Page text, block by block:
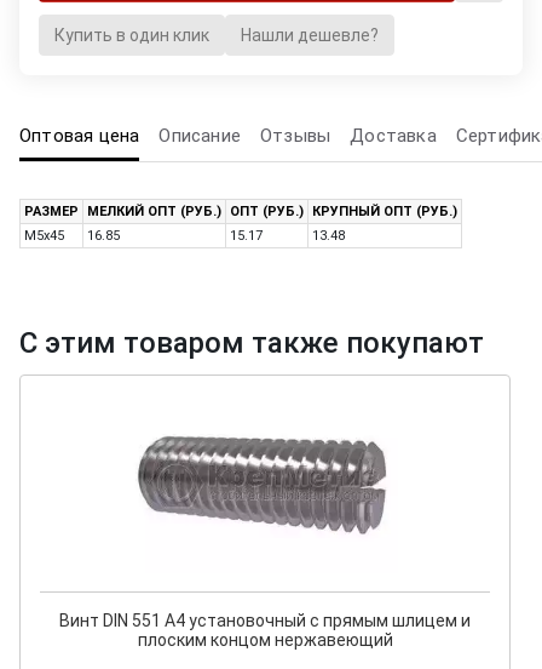
Купить в один клик Нашли дешевле?
Оптовая цена Описание Отзывы Доставка
РАЗМЕР МЕЛКИЙ ОПТ (РУБ.) ОПТ (РУБ.)
КРУПНЫЙ ОПТ (РУБ.)
M5x45
16.85 15.17 13.48
С этим товаром также покупают
Винт DIN 551 A4 установочный с прямым шлицем и
плоским концом нержавеющий